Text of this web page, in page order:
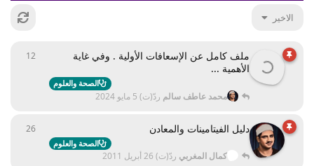
الاخير
ملف كامل عن الإسعافات الأولية . وفي غاية
الأهمية ...
الصحة والعلوم
محمد عاطف سالم ردّ(ت) 5 مايو 2024
12
دليل الفيتامينات والمعادن
الصحة والعلوم
كمال المغربي ردّ(ت) 26 أبريل 2011
26